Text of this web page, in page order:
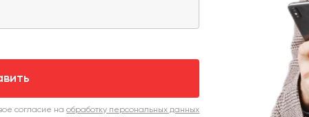
согласие наобработку персональных данных